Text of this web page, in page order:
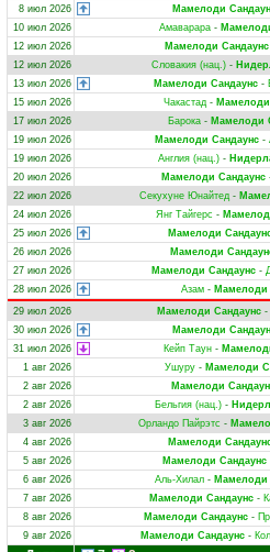
8 июл 2026 Мамелоди
10 июл 2026 Амаварара-
12 июл 2026 Мамелоди Сандаунс
12 июл 2026
Словакия (нац.)-
13 июл 2026
Мамелоди Сандаунс -
15 июл 2026 Чакастад- Мамелоди
17 июл 2026 Барока - Мамелоди
19 июл 2026 Мамелоди Сандаунс-
19 июл 2026
Англия (нац.)-
20 июл 2026
Мамелоди Сандаунс
22 июл 2026 Секухуне Юнайтед -
24 июл 2026 Янг Тайгерс -
25 июл 2026 Мамелоди
26 июл 2026
Мамелоди
27 июл 2026
Мамелоди Сандаунс-
28 июл 2026 Азам- Мамелоди
29 июл 2026
Мамелоди Сандаунс -
30 июл 2026 Мамелоди
31 июл 2026
Кейп Таун-
1 авг 2026 Ушуру- Мамелоди
2 авг 2026
Мамелоди
2 авг 2026
Бельгия (нац.) -
3 авг 2026
Орландо Пайрэтс -
4 авг 2026 Мамелоди
5 авг 2026
Мамелоди Сандаунс
6 авг 2026 Аль-Хилал - Мамелоди
7 авг 2026
Мамелоди Сандаунс -
8 авг 2026 Мамелоди Сандаунс -
9 авг 2026 Мамелоди Сандаунс -